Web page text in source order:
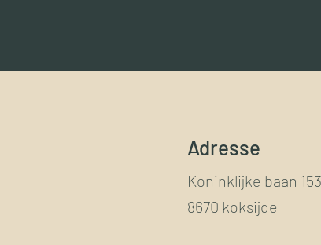
Adresse
Koninklijke baan
8670 koksijde